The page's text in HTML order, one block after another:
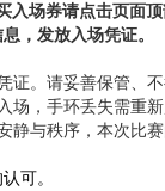
场券请点击页面
，发放入场凭证。
。请妥善保管、不
，手环丢失需重新
静与秩序，本次比
可。